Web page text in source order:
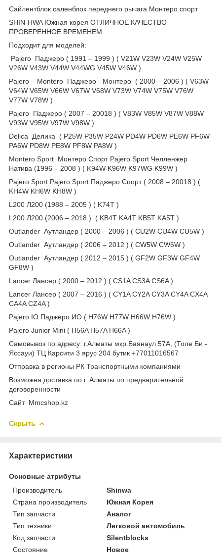
Сайлентблок саленблок переднего рычага Монтеро спорт
SHIN-HWA Южная корея ОТЛИЧНОЕ КАЧЕСТВО
ПРОВЕРЕННОЕ ВРЕМЕНЕМ
Подходит для моделей:
Pajero Паджеро ( 1991 – 1999 ) ( V21W V23W V24W V25W
V26W V43W V44W V44WG V45W V46W )
Pajero – Montero Паджеро - Монтеро ( 2000 – 2006 ) ( V63W
V64W V65W V66W V67W V68W V73W V74W V75W V76W
V77W V78W )
Pajero Паджеро ( 2007 – 20018 ) ( V83W V85W V87W V88W
V93W V95W V97W V98W )
Delica Делика ( P25W P35W P24W PD4W PD6W PE6W PF6W
PA6W PD8W PE8W PF8W PA8W )
Montero Sport Монтеро Спорт Pajero Sport Челленжер
Натива (1996 – 2008 ) ( K94W K96W K97WG K99W )
Pajero Sport Pajero Sport Паджеро Спорт ( 2008 – 20018 ) (
KH4W KH6W KH8W )
L200 Л200 (1988 – 2005 ) ( K74T )
L200 Л200 (2006 – 2018 ) ( KB4T KA4T KB5T KA5T )
Outlander Аутландер ( 2000 – 2006 ) ( CU2W CU4W CU5W )
Outlander Аутландер ( 2006 – 2012 ) ( CW5W CW6W )
Outlander Аутландер ( 2012 – 2015 ) ( GF2W GF3W GF4W
GF8W )
Lancer Лансер ( 2000 – 2012 ) ( CS1A CS3A CS6A )
Lancer Лансер ( 2007 – 2016 ) ( CY1A CY2A CY3A CY4A CX4A
CA4A CZ4A )
Pajero IO Паджеро ИО ( H76W H77W H66W H76W )
Pajero Junior Mini ( H56A H57A H66A )
Самовывоз по адресу: г.Алматы мкр.Баянаул 57А, (Толе Би -
Яссауи) ТЦ Карсити 3 ярус 204 бутик +77011016567
Отправка в регионы РК Транспортными компаниями
Возможна доставка по г. Алматы по предварительной
договоренности
Cайт Mmcshop.kz
Скрыть
Характеристики
Основные атрибуты
Производитель
Shinwa
Страна производитель
Южная Корея
Тип запчасти
Аналог
Тип техники
Легковой автомобиль
Код запчасти
Silentblocks
Состояние
Новое